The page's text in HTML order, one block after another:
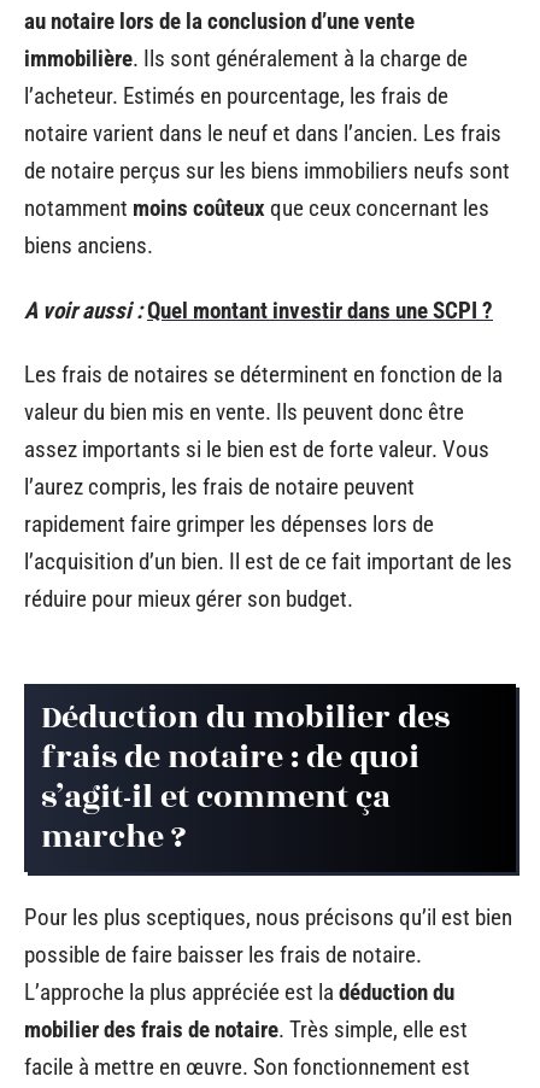
au notaire lors de la conclusion d’une vente
immobilière. Ils sont généralement à la charge de
l’acheteur. Estimés en pourcentage, les frais de
notaire varient dans le neuf et dans l’ancien. Les frais
de notaire perçus sur les biens immobiliers neufs sont
notamment moins coûteuxque ceux concernant les
biens anciens.
A voir aussi :Quel montant investir dans une SCPI ?
Les frais de notaires se déterminent en fonction de la
valeur du bien mis en vente. Ils peuvent donc être
assez importants si le bien est de forte valeur. Vous
l’aurez compris, les frais de notaire peuvent
rapidement faire grimper les dépenses lors de
l’acquisition d’un bien. Il est de ce fait important de les
réduire pour mieux gérer son budget.
Déduction du mobilier des
frais de notaire : de quoi
s’agit-il et comment ça
marche ?
Pour les plus sceptiques, nous précisons qu’il est bien
possible de faire baisser les frais de notaire.
L’approche la plus appréciée est la déduction du
mobilier des frais de notaire. Très simple, elle est
facile à mettre en œuvre. Son fonctionnement est